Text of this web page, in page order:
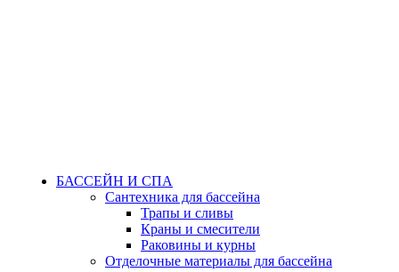
БАССЕЙН И СПА
Сантехника для бассейна
Трапы и сливы
Краны и смесители
Раковины и курны
Отделочные материалы для бассейна